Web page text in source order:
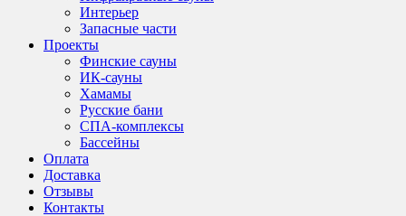
Интерьер
Запасные части
Проекты
Финские сауны
ИК-сауны
Хамамы
Русские бани
СПА-комплексы
Бассейны
Оплата
Доставка
Отзывы
Контакты